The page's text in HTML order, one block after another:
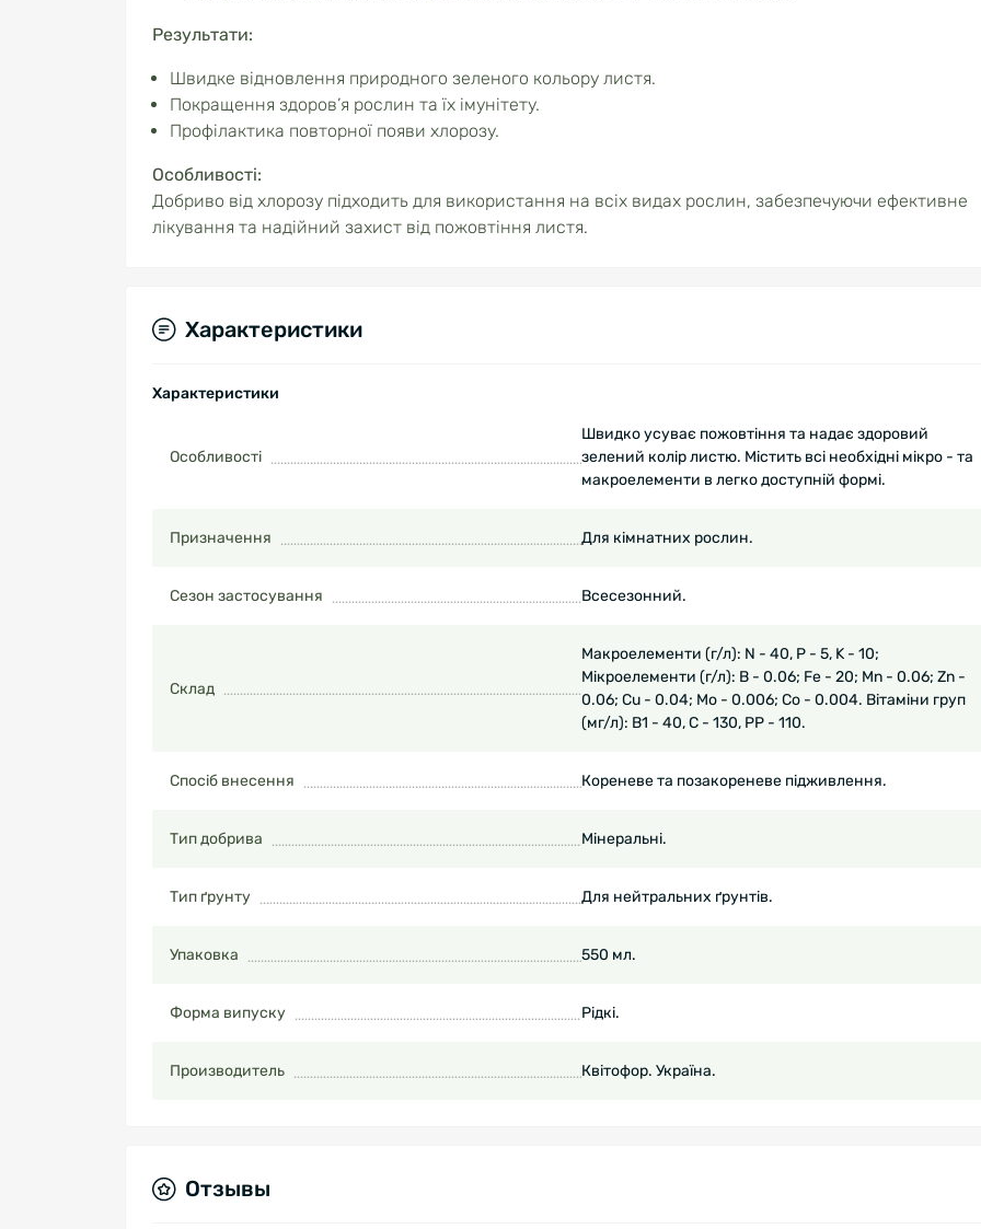
Результати:
Швидке відновлення природного зеленого кольору листя.
Покращення здоров’я рослин та їх імунітету.
Профілактика повторної появи хлорозу.
Особливості:
Добриво від хлорозу підходить для використання на всіх видах рослин, забезпечуючи ефективне
лікування та надійний захист від пожовтіння листя.
Характеристики
Характеристики
Особливості
Швидко усуває пожовтіння та надає здоровий
зелений колір листю. Містить всі необхідні мікро - та
макроелементи в легко доступній формі.
Призначення Для кімнатних рослин.
Сезон застосування Всесезонний.
Склад
Макроелементи (г/л): N - 40, P - 5, K - 10;
Мікроелементи (г/л): B - 0.06; Fe - 20; Mn - 0.06; Zn -
0.06; Cu - 0.04; Mo - 0.006; Co - 0.004. Вітаміни груп
(мг/л): В1 - 40, С - 130, РР - 110.
Спосіб внесення Кореневе та позакореневе підживлення.
Тип добрива Мінеральні.
Тип ґрунту Для нейтральних ґрунтів.
Упаковка 550 мл.
Форма випуску Рідкі.
Производитель Квітофор. Україна.
Отзывы